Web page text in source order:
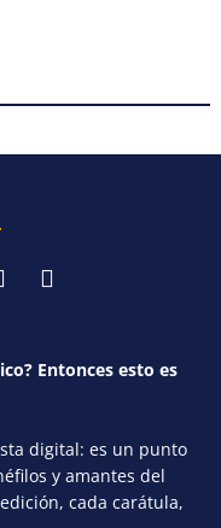
Entonces esto es
digital: es un punto
y amantes del
cada carátula,